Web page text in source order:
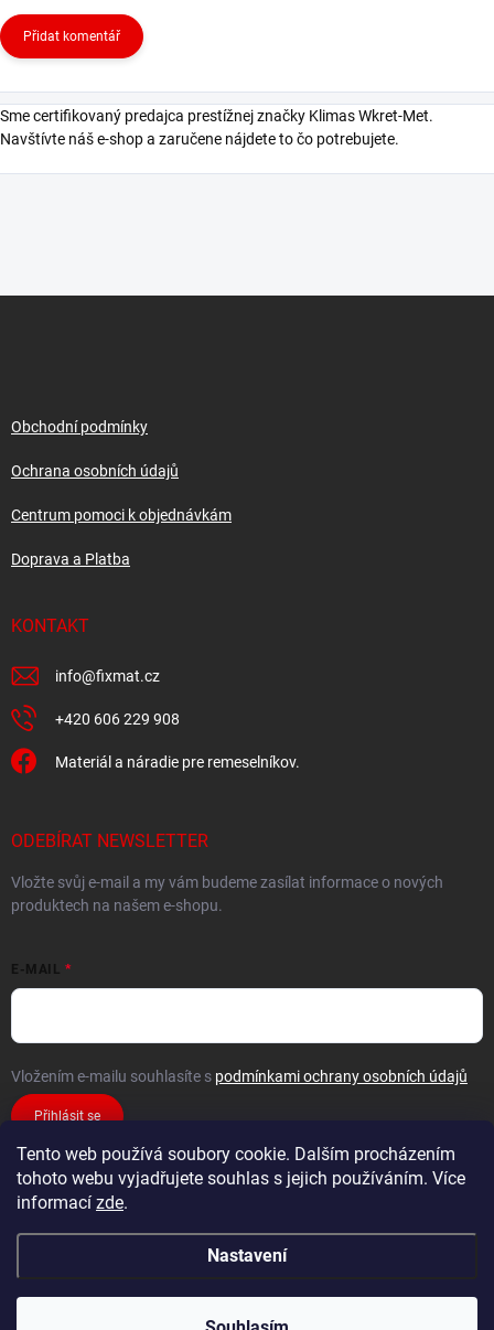
Tento web používá soubory cookie. Dalším procházením
tohoto webu vyjadřujete souhlas s jejich používáním. Více
informací zde.
Nastavení
Přidat komentář
Sme certifikovaný predajca prestížnej značky Klimas Wkret-Met.
Navštívte náš e-shop a zaručene nájdete to čo potrebujete.
Obchodní podmínky
Ochrana osobních údajů
Centrum pomoci k objednávkám
Doprava a Platba
KONTAKT
info@fixmat.cz
+420 606 229 908
Materiál a náradie pre remeselníkov.
ODEBÍRAT NEWSLETTER
Vložte svůj e-mail a my vám budeme zasílat informace o nových
produktech na našem e-shopu.
E-MAIL
Vložením e-mailu souhlasíte s podmínkami ochrany osobních údajů
Přihlásit se
FiXMAT . Všechna práva vyhrazena.